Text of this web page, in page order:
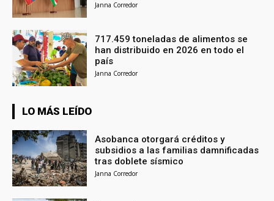
Janna Corredor
717.459 toneladas de alimentos se
han distribuido en 2026 en todo el
país
Janna Corredor
LO MÁS LEÍDO
Asobanca otorgará créditos y
subsidios a las familias damnificadas
tras doblete sísmico
Janna Corredor